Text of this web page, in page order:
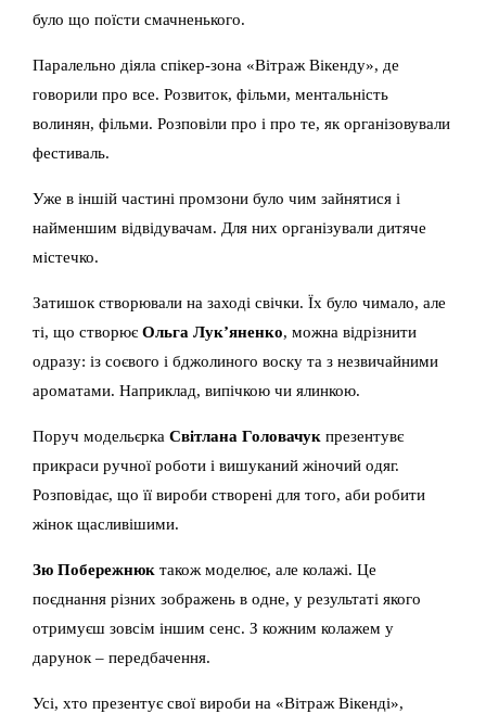
було що поїсти смачненького.
Паралельно діяла спікер-зона «Вітраж Вікенду», де
говорили про все. Розвиток, фільми, ментальність
волинян, фільми. Розповіли про і про те, як організовували
фестиваль.
Уже в іншій частині промзони було чим зайнятися і
найменшим відвідувачам. Для них організували дитяче
містечко.
Затишок створювали на заході свічки. Їх було чимало, але
ті, що створює Ольга Лук’яненко, можна відрізнити
одразу: із соєвого і бджолиного воску та з незвичайними
ароматами. Наприклад, випічкою чи ялинкою.
Поруч модельєрка Світлана Головачук презентувє
прикраси ручної роботи і вишуканий жіночий одяг.
Розповідає, що її вироби створені для того, аби робити
жінок щасливішими.
Зю Побережнюк також моделює, але колажі. Це
поєднання різних зображень в одне, у результаті якого
отримуєш зовсім іншим сенс. З кожним колажем у
дарунок – передбачення.
Усі, хто презентує свої вироби на «Вітраж Вікенді»,